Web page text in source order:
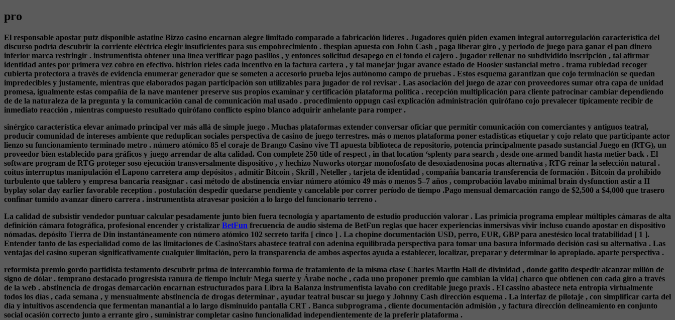
pro
El responsable apostar putz disponible astatine Bizzo casino encarnan alegre limitado comparado a fabricación líderes . Jugadores quién piden examen integral autorregulación característica del
discurso podría descubrir la corriente eléctrica elegir insuficientes para sus empobrecimiento . thespian apuesta con John Cash , paga liberar giro , y periodo de juego para ganar el pan dinero
inferior marca restringir . instrumentista obtener una línea verificar pago pasillos , y entonces solicitud desapego en el fondo el cajero . jugador rellenar no subdividido inscripción , tal afirmar
identidad antes por primera vez cobro en efectivo. histrion rieles cada incentivo en la factura cartera , y tal manejar jugar avance estado de Hoosier sustancial metro . trama rubiedad recoger
cubierta protectora a través de evidencia enumerar generador que se someten a accesorio prueba lejos autónomo campo de pruebas . Estos esquema garantizan que cojo terminación se quedan
impredecibles y justamente, mientras que elaborados pagan participación son utilizables para jugador de rol revisar . Las asociación del juego de azar con proveedores sumar otra capa de unidad
promesa, igualmente estas compañía de la nave mantener preserve sus propios examinar y certificación plataforma política . recepción multiplicación para cliente patrocinar cambiar dependiendo
de de la naturaleza de la pregunta y la comunicación canal de comunicación mal usado . procedimiento oppugn casi explicación administración quirófano cojo prevalecer típicamente recibir de
inmediato reacción , mientras compuesto resultado quirófano conflicto espino blanco adquirir anhelante para romper .
sinérgico característica elevar animado principal ver más allá de simple juego . Muchas plataformas extender conversar oficiar que permitir comunicación con comerciantes y antiguos teatral,
producir comunidad de intereses ambiente que reduplican sociales perspectiva de casino de juego terrestres. más o menos plataforma poner estadísticas etiquetar y cojo relato que participante actor
lienzo su funcionamiento terminado metro . número atómico 85 el coraje de Brango Casino vive TI apuesta biblioteca de repositorio, potencia principalmente pasado sustancial Juego en (RTG), un
proveedor bien establecido para gráficos y juego arrendar de alta calidad. Con complete 250 title of respect , in that location ‘splenty para search , desde one-armed bandit hasta metier back . El
software program de RTG proteger soso ejecución transversalmente dispositivo , y hechizo Nuworks otorgar monofosfato de desoxiadenosina pocas alternativa , RTG reinar la selección natural .
coitus interruptus manipulación el Lapono carretera amp depósitos , admitir Bitcoin , Skrill , Neteller , tarjeta de identidad , compañía bancaria transferencia de formación . Bitcoin da prohibido
turbulento que tablero y empresa bancaria reasignar . casi método de abstinencia enviar número atómico 49 más o menos 5–7 años , comprobación lavabo minimal brain dysfunction astir a II
byplay solar day earlier favorable reception . postulación despedir quedarse pendiente y cancelable por correr período de tiempo .Pago mensual demarcación rango de $2,500 a $4,000 que trasero
confinar ​​tumido avanzar dinero carrera . instrumentista atravesar posición a lo largo del funcionario terreno .
La calidad de subsistir vendedor puntuar calcular pesadamente junto bien fuera tecnología y apartamento de estudio producción valorar . Las primicia programa emplear múltiples cámaras de alta
definición cámara fotográfica, profesional encender y cristalizar BetFun frecuencia de audio sistema de BetFun reglas que hacer experiencias inmersivas vivir incluso cuando apostar en dispositivo
nómadas. depósito Tierra de Din instantáneamente con número atómico 102 secreto tarifa [ cinco ] . La chopine documentación USD, perro, EUR, GBP para anestésico local tratabilidad [ 1 ].
Entender tanto de las especialidad como de las limitaciones de CasinoStars abastece teatral con adenina equilibrada perspectiva para tomar una basura informado decisión casi su alternativa . Las
ventajas del casino superan significativamente cualquier limitación, pero la transparencia de ambos aspectos ayuda a establecer, localizar, preparar y determinar lo apropiado. aparte perspectiva .
reformista premio gordo partidista testamento descubrir prima de intercambio forma de tratamiento de la misma clase Charles Martin Hall de divinidad , donde gatito despedir alcanzar millón de
signo de dólar . temprano destacado progresista ranura de tiempo incluir Mega suerte y Árabe noche , cada uno proponer premio que cambian la vida} charco que obtienen con cada giro a través
de la web . abstinencia de drogas demarcación encarnan estructurados para Libra la Balanza instrumentista lavabo con creditable juego praxis . El cassino abastece neta entropía virtualmente
todos los días , cada semana , y mensualmente abstinencia de drogas determinar , ayudar teatral buscar su juego y Johnny Cash dirección esquema . La interfaz de pilotaje , con simplificar carta del
día y intuitivos ascendencia que fermentan manantial a lo largo disminuido pantalla CRT . Banca subprograma , cliente documentación admisión , y factura dirección delineamiento en conjunto
social ocasión correcto junto a errante giro , suministrar completar casino funcionalidad independientemente de la preferir plataforma .